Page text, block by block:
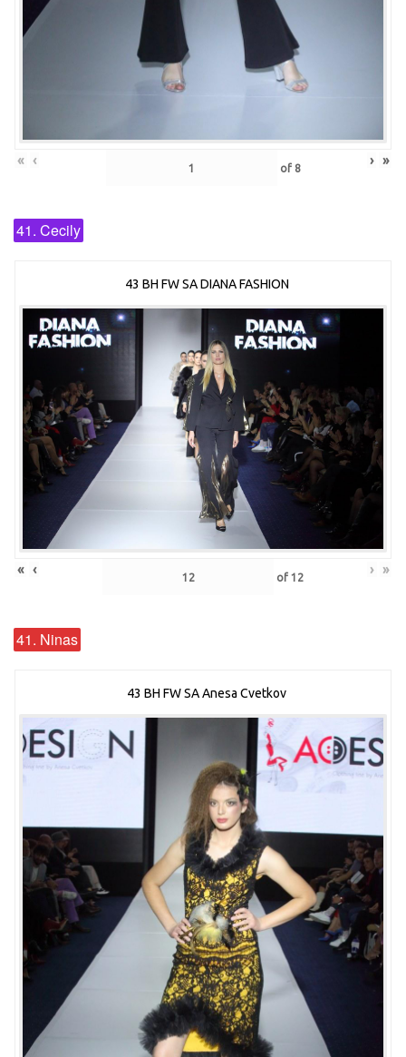
« ‹ of 8 › »
41. Cecily
43 BH FW SA DIANA FASHION
« ‹ of 12 › »
41. Ninas
43 BH FW SA Anesa Cvetkov